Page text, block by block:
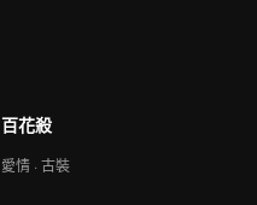
百花殺
愛情 · 古裝